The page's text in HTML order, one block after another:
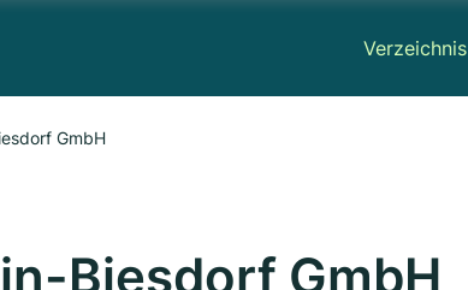
Verzeichnis
GmbH
Biesdorf GmbH